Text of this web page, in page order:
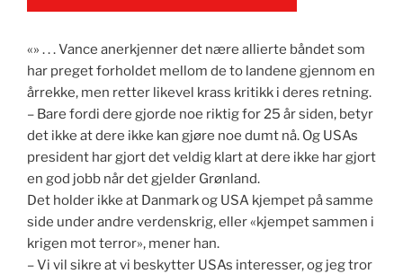
«» . . . Vance anerkjenner det nære allierte båndet som
har preget forholdet mellom de to landene gjennom en
årrekke, men retter likevel krass kritikk i deres retning.
– Bare fordi dere gjorde noe riktig for 25 år siden, betyr
det ikke at dere ikke kan gjøre noe dumt nå. Og USAs
president har gjort det veldig klart at dere ikke har gjort
en god jobb når det gjelder Grønland.
Det holder ikke at Danmark og USA kjempet på samme
side under andre verdenskrig, eller «kjempet sammen i
krigen mot terror», mener han.
– Vi vil sikre at vi beskytter USAs interesser, og jeg tror